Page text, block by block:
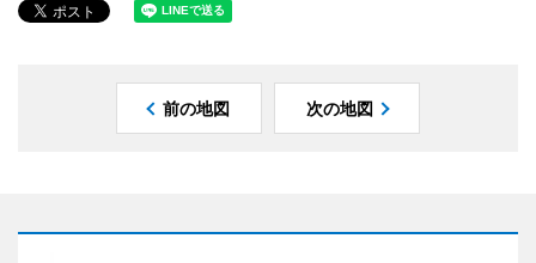
前の地図 次の地図